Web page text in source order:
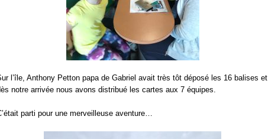
l’île, Anthony Petton papa de Gabriel avait très tôt déposé les 16 balises et
notre arrivée nous avons distribué les cartes aux 7 équipes.
parti pour une merveilleuse aventure…